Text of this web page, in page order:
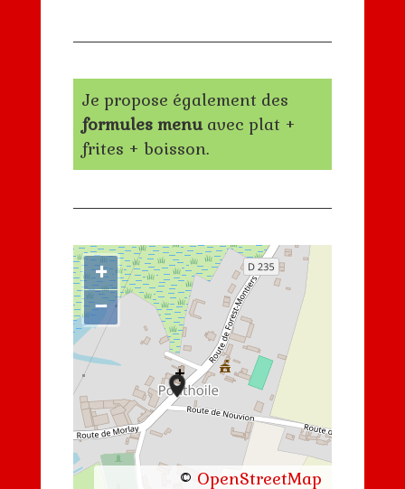
Je propose également des
formules menuavec plat +
frites + boisson.
+
−
© OpenStreetMap